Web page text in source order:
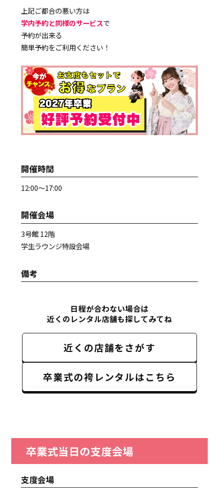
上記ご都合の悪い方は
学内予約と同様のサービスで
予約が出来る
簡単予約をご利用ください！
開催時間
12:00～17:00
開催会場
3号館 12階
学生ラウンジ特設会場
備考
日程が合わない場合は
近くのレンタル店舗も探してみてね
近くの店舗をさがす
卒業式の袴レンタルはこちら
卒業式当日の支度会場
支度会場